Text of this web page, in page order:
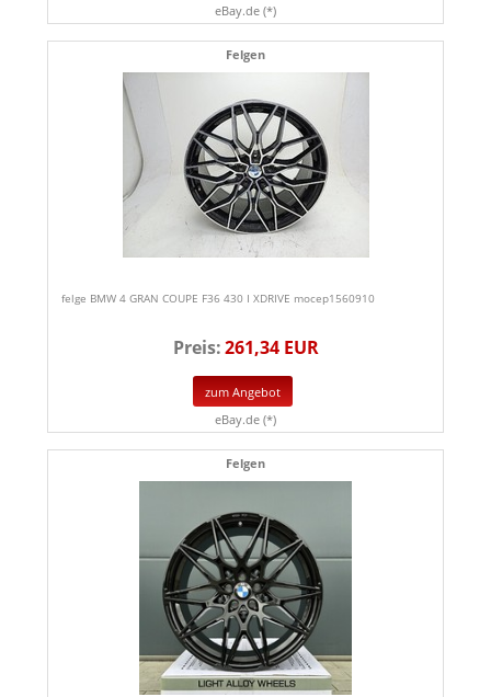
eBay.de (*)
Felgen
felge BMW 4 GRAN COUPE F36 430 I XDRIVE mocep1560910
Preis:261,34 EUR
zum Angebot
eBay.de (*)
Felgen